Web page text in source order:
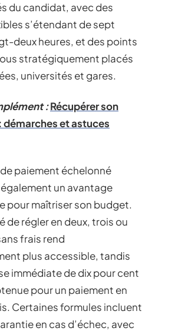
du candidat, avec des
s’étendant de sept
deux heures, et des points
stratégiquement placés
universités et gares.
:Récupérer son
démarches et astuces
paiement échelonné
un avantage
pour maîtriser son budget.
de régler en deux, trois ou
frais rend
plus accessible, tandis
immédiate de dix pour cent
pour un paiement en
Certaines formules incluent
en cas d’échec, avec